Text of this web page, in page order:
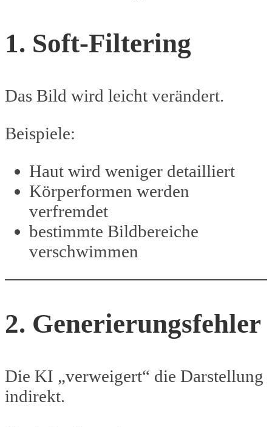
1. Soft-Filtering
Das Bild wird leicht verändert.
Beispiele:
Haut wird weniger detailliert
Körperformen werden
verfremdet
bestimmte Bildbereiche
verschwimmen
2. Generierungsfehler
Die KI „verweigert“ die Darstellung
indirekt.